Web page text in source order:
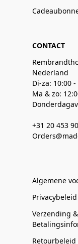
CONTACT
Nederland
Di-za: 10:00
Ma & zo:
+31 20 453
Algemene
Privacybeleid
Verzending &
Retourbeleid